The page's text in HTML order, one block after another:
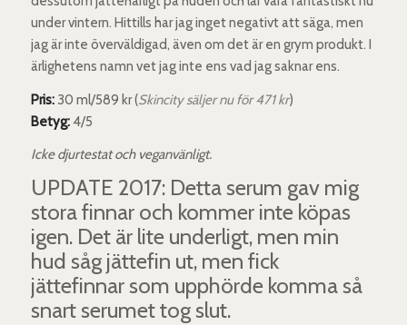
under vintern. Hittills har jag inget negativt att säga, men
jag är inte överväldigad, även om det är en grym produkt. I
ärlighetens namn vet jag inte ens vad jag saknar ens.
Pris:30 ml/589 kr (Skincity säljer nu för 471 kr)
Betyg:4/5
Icke djurtestat och veganvänligt.
UPDATE 2017: Detta serum gav mig
stora finnar och kommer inte köpas
igen. Det är lite underligt, men min
hud såg jättefin ut, men fick
jättefinnar som upphörde komma så
snart serumet tog slut.